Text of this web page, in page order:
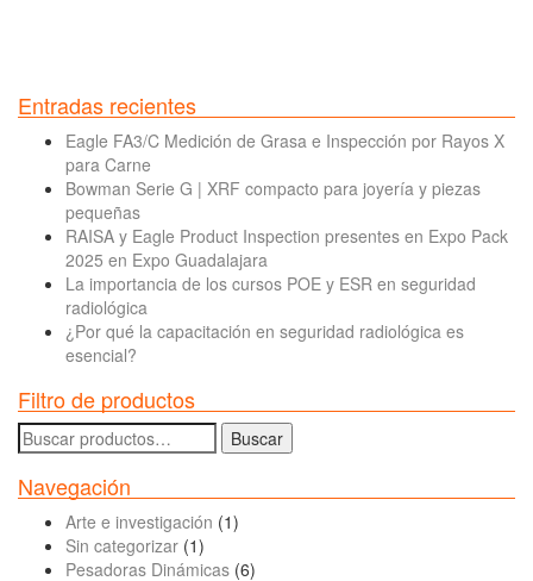
Entradas recientes
Eagle FA3/C Medición de Grasa e Inspección por Rayos X
para Carne
Bowman Serie G | XRF compacto para joyería y piezas
pequeñas
RAISA y Eagle Product Inspection presentes en Expo Pack
2025 en Expo Guadalajara
La importancia de los cursos POE y ESR en seguridad
radiológica
¿Por qué la capacitación en seguridad radiológica es
esencial?
Filtro de productos
Buscar
por:
Buscar
Navegación
Arte e investigación (1)
Sin categorizar (1)
Pesadoras Dinámicas (6)